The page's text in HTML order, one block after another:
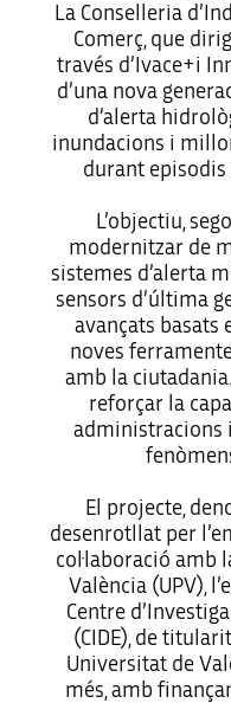
La Conselleria
Comerç, que
través d’Ivace+i
d’una nova
d’alerta
inundacions i
durant episodis
L’objectiu,
modernitzar de
sistemes d’alerta
sensors d’última
avançats basats
noves
amb la ciutadania.
reforçar la
administracions
El projecte,
desenrotllat per
col·laboració amb
València (UPV),
Centre
(CIDE), de
Universitat de
més, amb